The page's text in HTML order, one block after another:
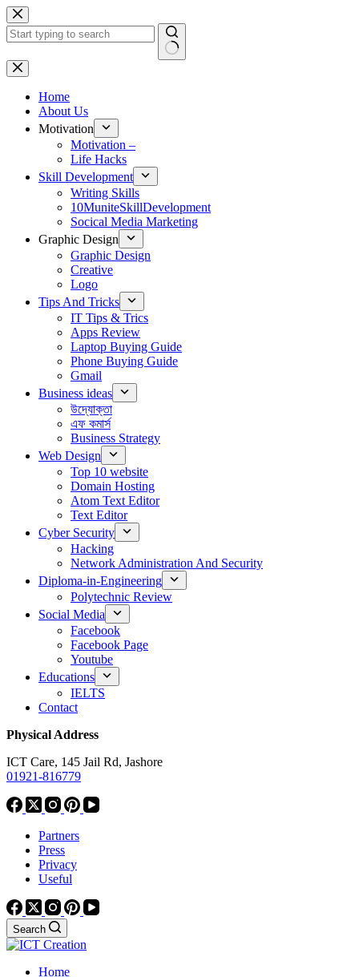
Skip
to
content
No
results
Home
About Us
Motivation
Motivation –
Life Hacks
Skill Development
Writing Skills
10MuniteSkillDevelopment
Socical Media Marketing
Graphic Design
Graphic Design
Creative
Logo
Tips And Tricks
IT Tips & Trics
Apps Review
Laptop Buying Guide
Phone Buying Guide
Gmail
Business ideas
উদ্যোক্তা
এফ কমার্স
Business Strategy
Web Design
Top 10 website
Domain Hosting
Atom Text Editor
Text Editor
Cyber Security
Hacking
Network Administration And Security
Diploma-in-Engineering
Polytechnic Review
Social Media
Facebook
Facebook Page
Youtube
Educations
IELTS
Contact
Physical Address
ICT Care, 145 Jail Rd, Jashore
01921-816779
Partners
Press
Privacy
Useful
Search
Home